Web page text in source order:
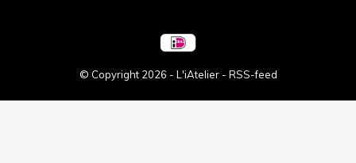
© Copyright 2026 - L'iAtelier - RSS-feed